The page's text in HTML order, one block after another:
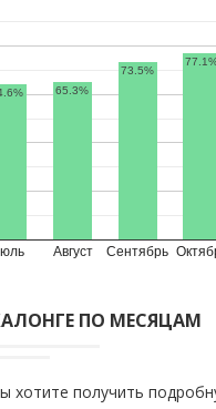
Август Сентябрь
65.3%
73.5%
ПО МЕСЯЦАМ
хотите получить